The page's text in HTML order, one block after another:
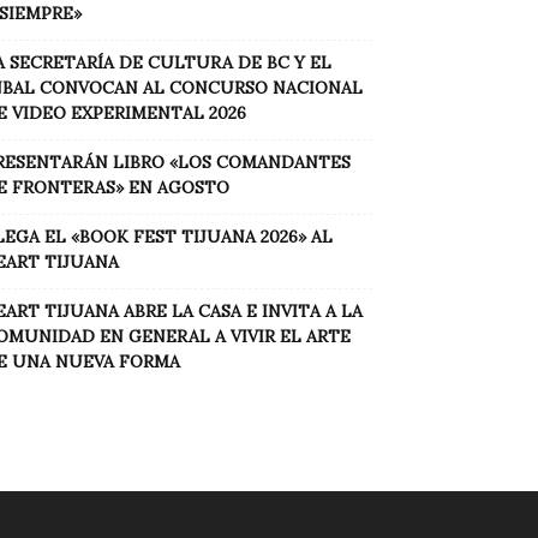
SECRETARÍA DE CULTURA DE BC Y EL
CONVOCAN AL CONCURSO NACIONAL
VIDEO EXPERIMENTAL 2026
LIBRO «LOS COMANDANTES
FRONTERAS» EN AGOSTO
EL «BOOK FEST TIJUANA 2026» AL
TIJUANA
TIJUANA ABRE LA CASA E INVITA A LA
EN GENERAL A VIVIR EL ARTE
UNA NUEVA FORMA